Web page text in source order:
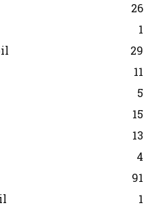
26
1
29
11
5
15
13
4
91
1